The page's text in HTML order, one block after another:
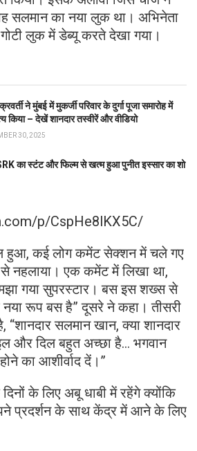
सलमान का नया लुक था। अभिनेता
लुक में डेब्यू करते देखा गया।
ने मुंबई में मुकर्जी परिवार के दुर्गा पूजा समारोह में
किया – देखें शानदार तस्वीरें और वीडियो
30, 2025
का स्टंट और फिल्म से खत्म हुआ पुनीत इस्सार का शो
p/CspHe8lKX5C/
हुआ, कई लोग कमेंट सेक्शन में चले गए
नहलाया। एक कमेंट में लिखा था,
गया सुपरस्टार। बस इस शख्स से
नया रूप बस है” दूसरे ने कहा। तीसरी
“शानदार सलमान खान, क्या शानदार
और दिल बहुत अच्छा है… भगवान
का आशीर्वाद दें।”
के लिए अबू धाबी में रहेंगे क्योंकि
प्रदर्शन के साथ केंद्र में आने के लिए